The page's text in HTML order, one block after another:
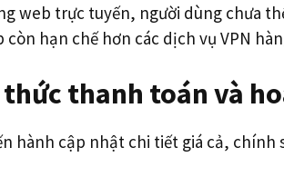
web trực tuyến, người dùng chưa
hạn chế hơn các dịch vụ VPN
thức thanh toán và
hành cập nhật chi tiết giá cả,